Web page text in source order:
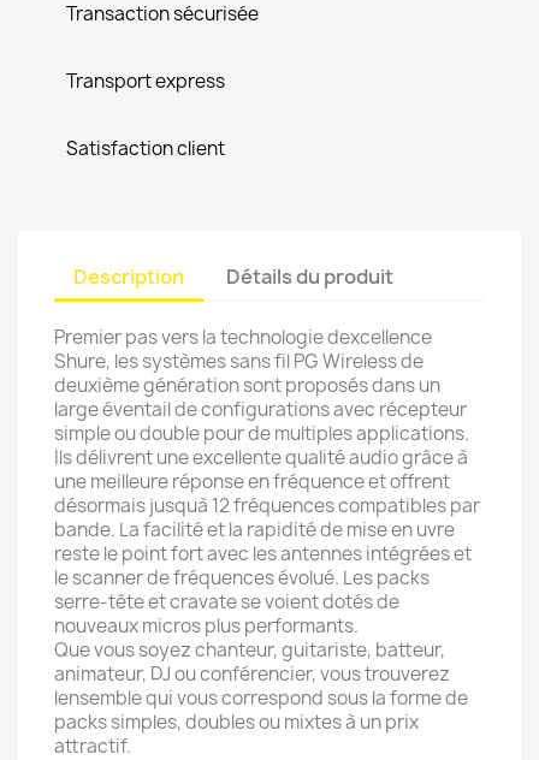
Transaction sécurisée
Transport express
Satisfaction client
Description Détails du produit
Premier pas vers la technologie dexcellence
Shure, les systèmes sans fil PG Wireless de
deuxième génération sont proposés dans un
large éventail de configurations avec récepteur
simple ou double pour de multiples applications.
Ils délivrent une excellente qualité audio grâce à
une meilleure réponse en fréquence et offrent
désormais jusquà 12 fréquences compatibles par
bande. La facilité et la rapidité de mise en uvre
reste le point fort avec les antennes intégrées et
le scanner de fréquences évolué. Les packs
serre-tête et cravate se voient dotés de
nouveaux micros plus performants.
Que vous soyez chanteur, guitariste, batteur,
animateur, DJ ou conférencier, vous trouverez
lensemble qui vous correspond sous la forme de
packs simples, doubles ou mixtes à un prix
attractif.